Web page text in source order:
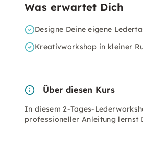
Was erwartet Dich
Designe Deine eigene
Kreativworkshop in kleiner
Über diesen Kurs
In diesem 2-Tages-
professioneller Anleitung lernst